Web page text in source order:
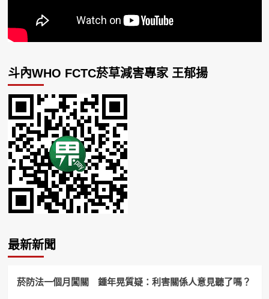
斗內WHO FCTC菸草減害專家 王郁揚
最新新聞
菸防法一個月闖關 鍾年晃質疑：利害關係人意見聽了嗎？